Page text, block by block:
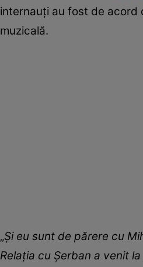
internauți au fost de acord
muzicală.
„Și eu sunt de părere cu
Relația cu Șerban a venit